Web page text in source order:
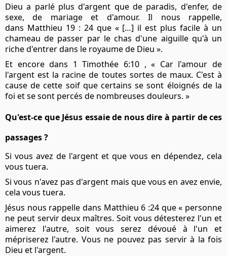
Dieu a parlé plus d'argent que de paradis, d'enfer, de
sexe, de mariage et d'amour. Il nous rappelle,
dans Matthieu 19 : 24 que « […] il est plus facile à un
chameau de passer par le chas d'une aiguille qu'à un
riche d'entrer dans le royaume de Dieu ».
Et encore dans 1 Timothée 6:10 , « Car l'amour de
l'argent est la racine de toutes sortes de maux. C'est à
cause de cette soif que certains se sont éloignés de la
foi et se sont percés de nombreuses douleurs. »
Qu'est-ce que Jésus essaie de nous dire à partir de ces
passages ?
Si vous avez de l'argent et que vous en dépendez, cela
vous tuera.
Si vous n'avez pas d'argent mais que vous en avez envie,
cela vous tuera.
Jésus nous rappelle dans Matthieu 6 :24 que « personne
ne peut servir deux maîtres. Soit vous détesterez l'un et
aimerez l'autre, soit vous serez dévoué à l'un et
mépriserez l'autre. Vous ne pouvez pas servir à la fois
Dieu et l'argent.